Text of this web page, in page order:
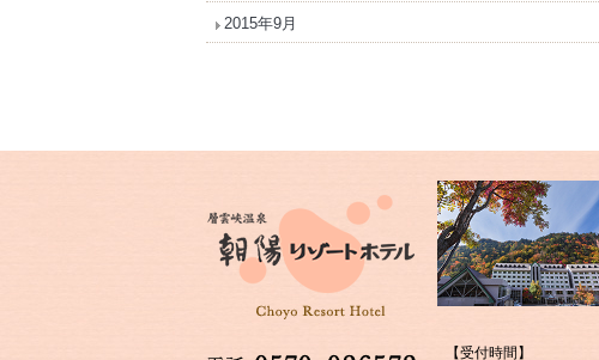
2015年9月
【受付時間】